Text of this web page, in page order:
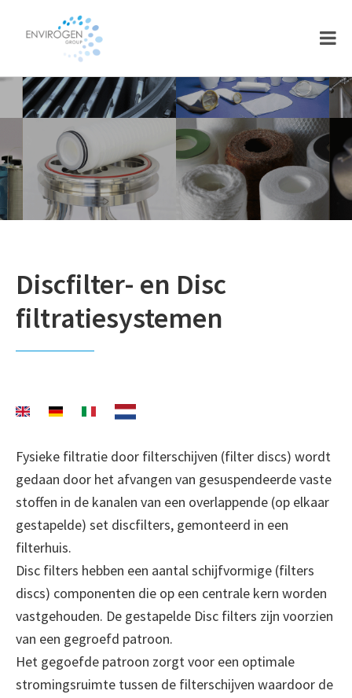
content
Discfilter- en Disc
filtratiesystemen
Fysieke filtratie door filterschijven (filter discs) wordt
gedaan door het afvangen van gesuspendeerde vaste
stoffen in de kanalen van een overlappende (op elkaar
gestapelde) set discfilters, gemonteerd in een
filterhuis.
Disc filters hebben een aantal schijfvormige (filters
discs) componenten die op een centrale kern worden
vastgehouden. De gestapelde Disc filters zijn voorzien
van een gegroefd patroon.
Het gegoefde patroon zorgt voor een optimale
stromingsruimte tussen de filterschijven waardoor de